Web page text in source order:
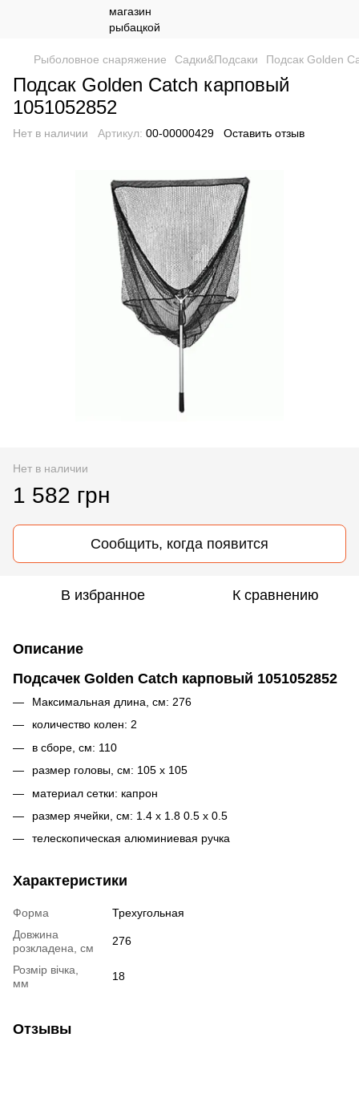
Рыболовное снаряжение Садки&Подсаки Подсак Golden
Подсак Golden Catch карповый
1051052852
Нет в наличии Артикул: 00-00000429 Оставить отзыв
Нет в наличии
1 582 грн
Сообщить, когда появится
В избранное К сравнению
Описание
Подсачек Golden Catch карповый 1051052852
Максимальная длина, см: 276
количество колен: 2
в сборе, см: 110
размер головы, см: 105 x 105
материал сетки: капрон
размер ячейки, см: 1.4 x 1.8 0.5 x 0.5
телескопическая алюминиевая ручка
Характеристики
Форма
Трехугольная
Довжина
розкладена, см
276
Розмір вічка,
мм
18
Отзывы